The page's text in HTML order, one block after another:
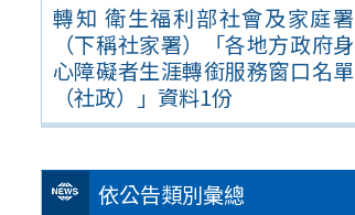
轉知 衛生福利部社會及家庭署
（下稱社家署）「各地方政府身
心障礙者生涯轉銜服務窗口名單
（社政）」資料1份
依公告類別彙總